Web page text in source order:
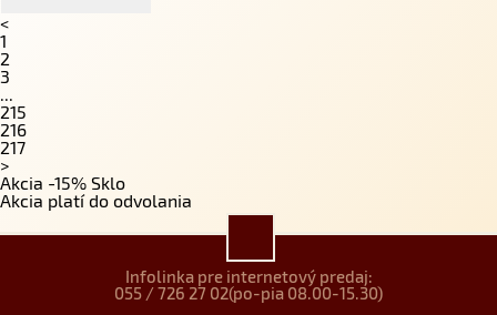
<
1
2
3
...
215
216
217
>
Akcia -15% Sklo
Akcia platí do odvolania
Infolinka pre internetový predaj:
055 / 726 27 02(po-pia 08.00-15.30)